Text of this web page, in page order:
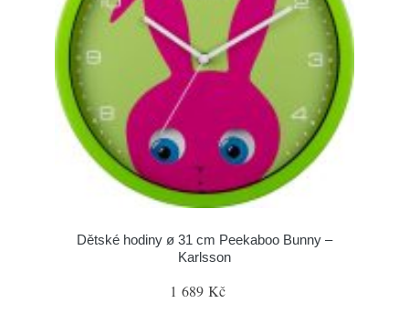
Dětské hodiny ø 31 cm Peekaboo Bunny –
Karlsson
1 689 Kč